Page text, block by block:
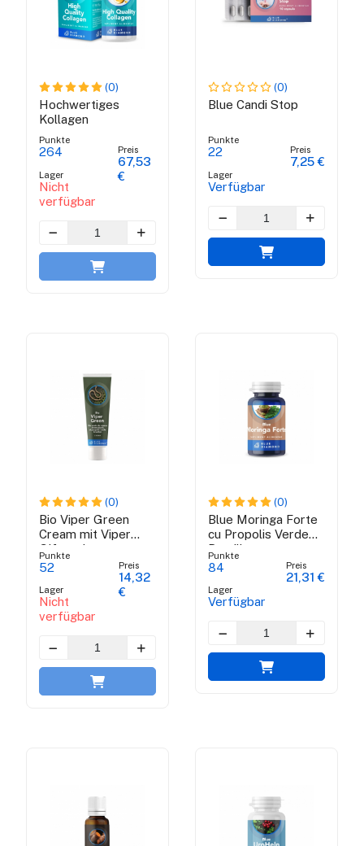
(0)
Hochwertiges
Kollagen
Punkte
264
Lager
Nicht
verfügbar
Preis
67,53
€
(0)
Blue Candi Stop
Punkte
22
Lager
Verfügbar
Preis
7,25 €
(0)
Bio Viper Green
Cream mit Viper
Gift und
brasilianische grüne
Propolis - 100 ml
Punkte
52
Lager
Nicht
verfügbar
Preis
14,32
€
(0)
Blue Moringa Forte
cu Propolis Verde
Brazilian
Punkte
84
Lager
Verfügbar
Preis
21,31 €